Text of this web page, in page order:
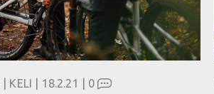
| KELI | 18.2.21 | 0